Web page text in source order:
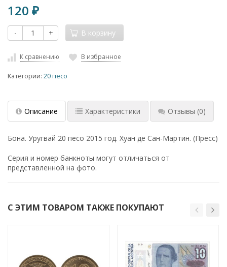
120 ₽
- + В корзину
К сравнению В избранное
Категории: 20 песо
Описание Характеристики Отзывы (0)
Бона. Уругвай 20 песо 2015 год. Хуан де Сан-Мартин. (Пресс)
Серия и номер банкноты могут отличаться от
представленной на фото.
С ЭТИМ ТОВАРОМ ТАКЖЕ ПОКУПАЮТ